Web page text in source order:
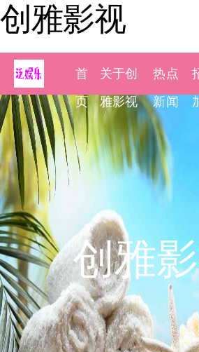
创雅影视
首
页
关于创
雅影视
热点
新闻
创雅